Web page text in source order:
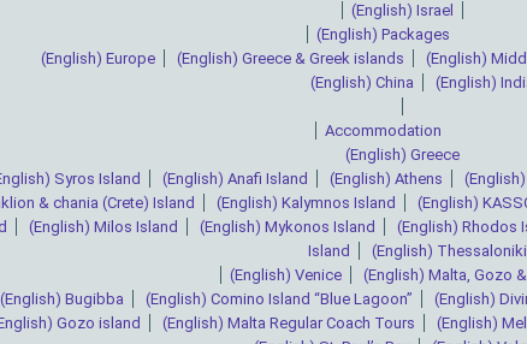
(English) Israel
(English) Packages
(English) Europe
(English) Greece & Greek islands (English)
(English) China
(English)
Accommodation
(English) Greece
Syros Island
(English) Anafi Island (English) Athens
& chania (Crete) Island
(English) Kalymnos Island (English)
(English) Milos Island (English) Mykonos Island (English) Rhodos
Island
(English) Thessaloniki
(English) Venice
(English) Malta, Gozo
(English) Bugibba
(English) Comino Island “Blue Lagoon” (English)
Gozo island
(English) Malta Regular Coach Tours (English)